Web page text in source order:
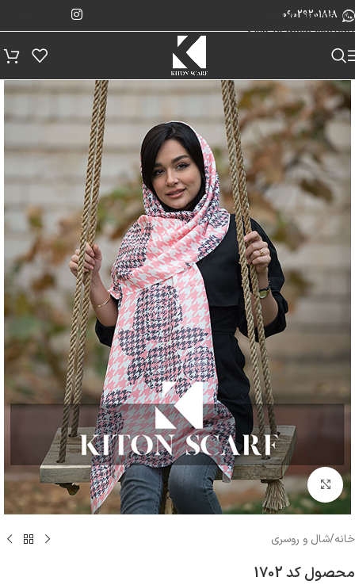
Skip to navigation
Skip to main content
09029201818
بزرگنمایی تصویر
خانه/شال و روسری
محصول کد 1702